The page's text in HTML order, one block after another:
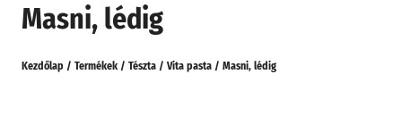
Masni, lédig
Kezdőlap / Termékek / Tészta / Vita pasta / Masni, lédig